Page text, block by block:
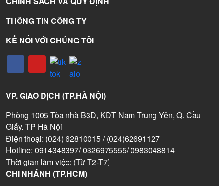
THÔNG TIN CÔNG TY
KẾ NỐI VỚI CHÚNG TÔI
VP. GIAO DỊCH (TP.HÀ NỘI)
Phòng 1005 Tòa nhà B3D, KĐT Nam Trung Yên, Q. Cầu
Giấy. TP Hà Nội
Điện thoại: (024) 62810015 / (024)62691127
Hotline: 0914348397/ 0326975555/ 0983048814
Thời gian làm việc: (Từ T2-T7)
CHI NHÁNH (TP.HCM)